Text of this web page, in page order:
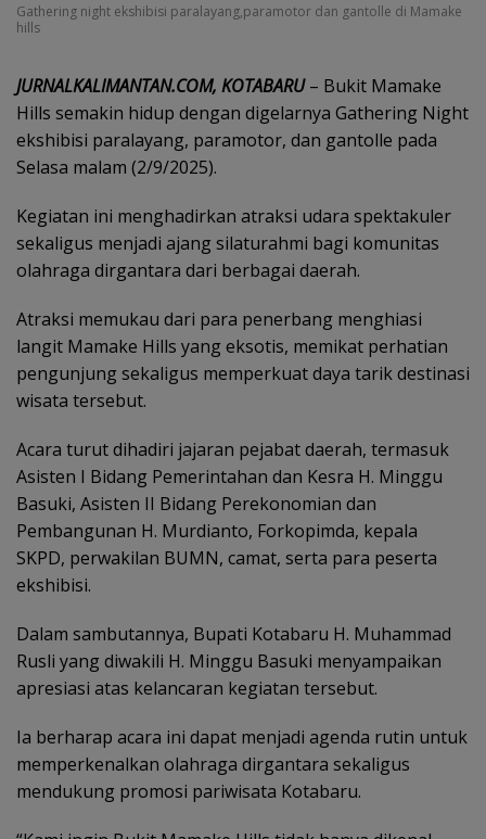
Gathering night ekshibisi paralayang,paramotor dan gantolle di Mamake
hills
JURNALKALIMANTAN.COM, KOTABARU– Bukit Mamake
Hills semakin hidup dengan digelarnya Gathering Night
ekshibisi paralayang, paramotor, dan gantolle pada
Selasa malam (2/9/2025).
Kegiatan ini menghadirkan atraksi udara spektakuler
sekaligus menjadi ajang silaturahmi bagi komunitas
olahraga dirgantara dari berbagai daerah.
Atraksi memukau dari para penerbang menghiasi
langit Mamake Hills yang eksotis, memikat perhatian
pengunjung sekaligus memperkuat daya tarik destinasi
wisata tersebut.
Acara turut dihadiri jajaran pejabat daerah, termasuk
Asisten I Bidang Pemerintahan dan Kesra H. Minggu
Basuki, Asisten II Bidang Perekonomian dan
Pembangunan H. Murdianto, Forkopimda, kepala
SKPD, perwakilan BUMN, camat, serta para peserta
ekshibisi.
Dalam sambutannya, Bupati Kotabaru H. Muhammad
Rusli yang diwakili H. Minggu Basuki menyampaikan
apresiasi atas kelancaran kegiatan tersebut.
Ia berharap acara ini dapat menjadi agenda rutin untuk
memperkenalkan olahraga dirgantara sekaligus
mendukung promosi pariwisata Kotabaru.